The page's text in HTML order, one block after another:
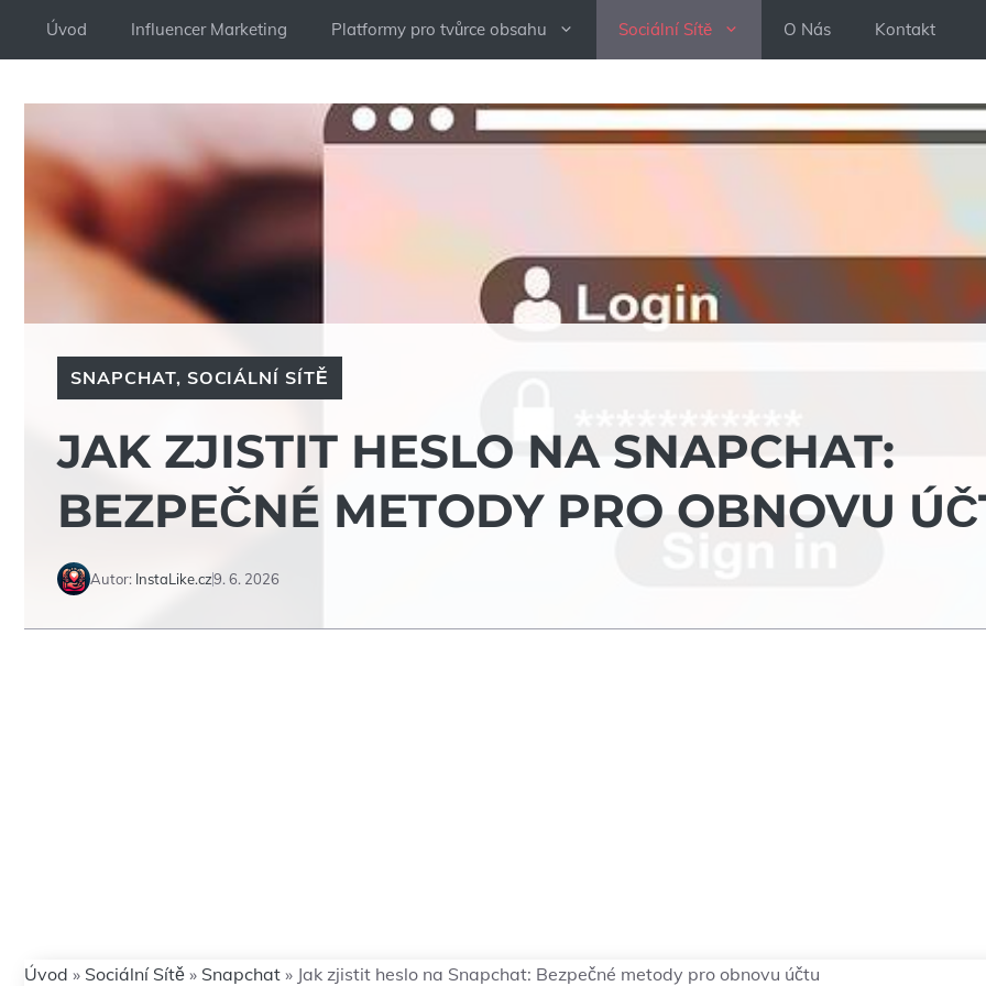
Přeskočit
Úvod Influencer Marketing Platformy pro tvůrce obsahu Sociální Sítě O Nás Kontakt
SNAPCHAT, SOCIÁLNÍ SÍTĚ
JAK ZJISTIT HESLO NA SNAPCHAT:
BEZPEČNÉ METODY PRO OBNOVU
Autor: InstaLike.cz9. 6. 2026
Úvod » Sociální Sítě » Snapchat » Jak zjistit heslo na Snapchat: Bezpečné metody pro obnovu účtu